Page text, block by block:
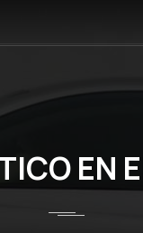
EN